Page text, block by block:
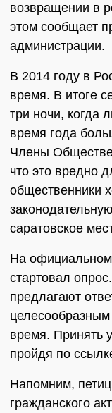
возвращении в
этом сообщает
администрации.
В 2014 году в
время. В итоге
три ночи, когда
время года
Члены
что это вредно
общественники
саратовское
На официальном
стартовал
предлагают
время. Принять
пройдя по
Напомним,
гражданского